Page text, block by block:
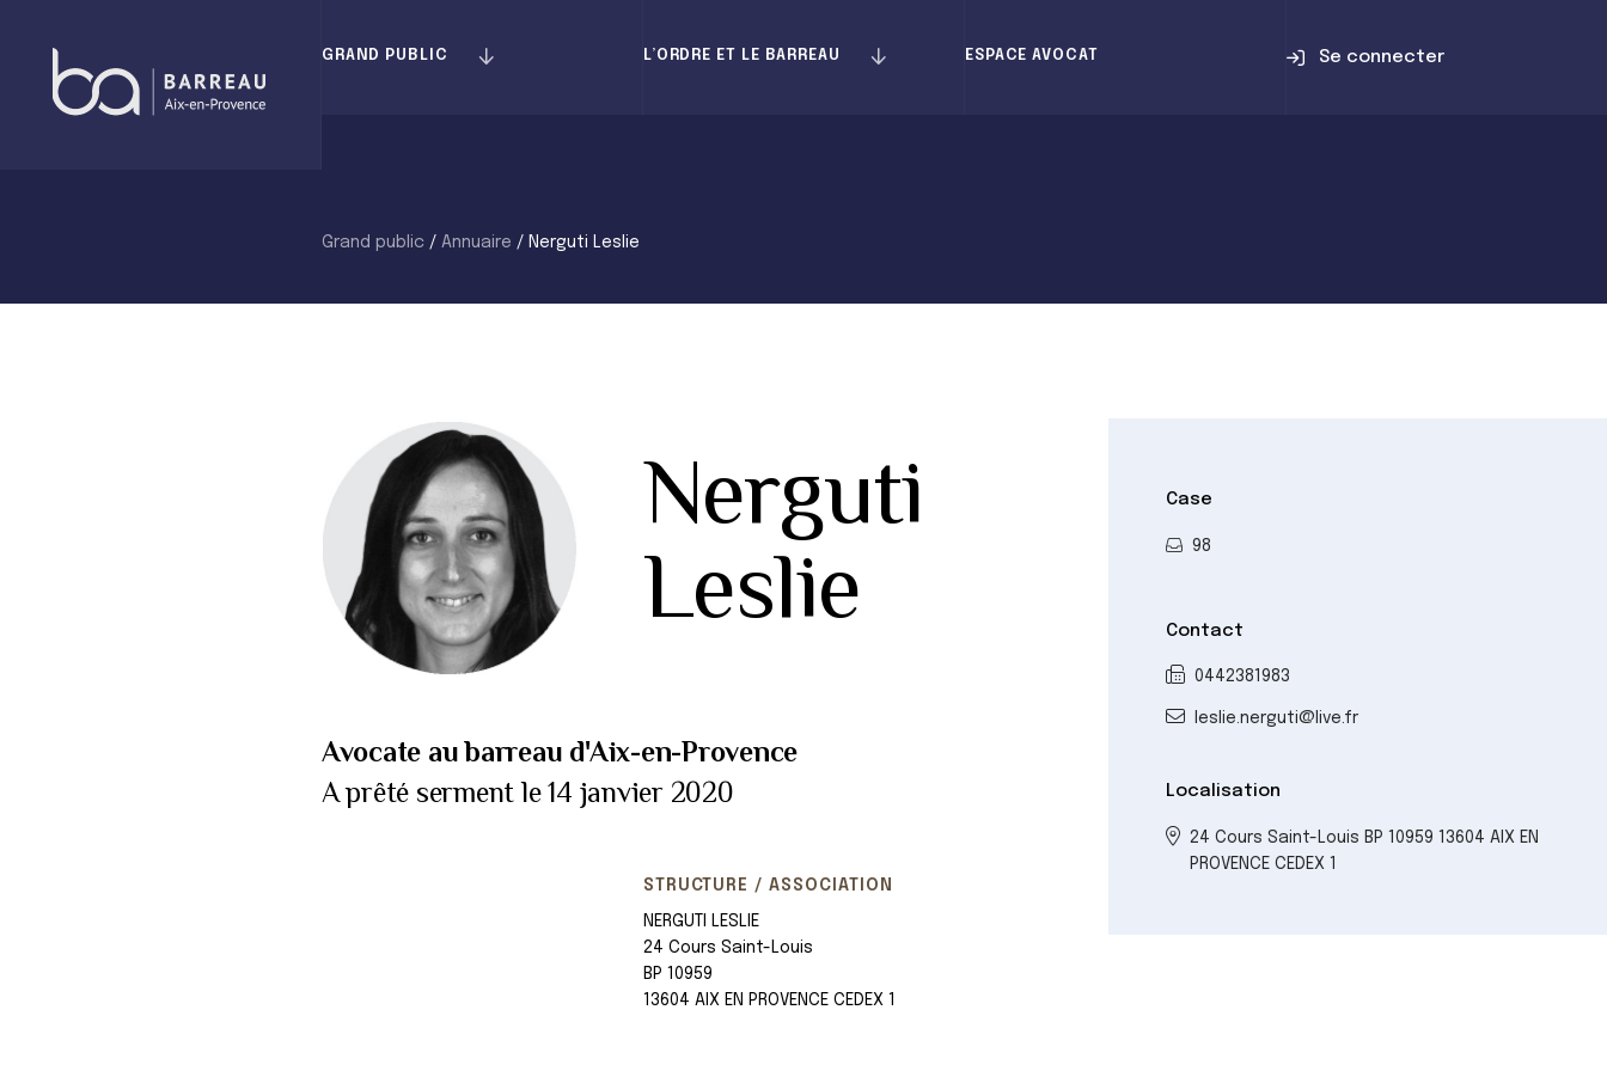
content
GRAND PUBLIC L’ORDRE ET LE BARREAU ESPACE AVOCAT Se connecter
Grand public/ Annuaire / Nerguti Leslie
Nerguti
Leslie
Avocate au barreau d'Aix-en-Provence
A prêté serment le 14 janvier 2020
STRUCTURE / ASSOCIATION
NERGUTI LESLIE
24 Cours Saint-Louis
BP 10959
13604 AIX EN PROVENCE CEDEX 1
Case
98
Contact
0442381983
leslie.nerguti@live.fr
Localisation
24 Cours Saint-Louis BP 10959 13604 AIX EN
PROVENCE CEDEX 1